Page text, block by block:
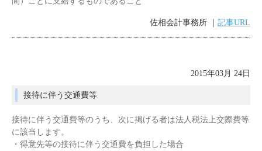
佐相会計事務所 ｜ 記事URL
2015年03月 24日
接待に伴う交通費等
接待に伴う交通費等のうち、次に掲げる者は法人税法上交際費等
に該当します。
・得意先等の接待に伴う交通費を負担した場合